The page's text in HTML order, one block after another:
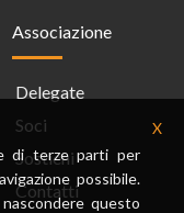
Associazione
Delegate
Soci
Sostieni
Contatti
di terze parti per
possibile.
questo
X